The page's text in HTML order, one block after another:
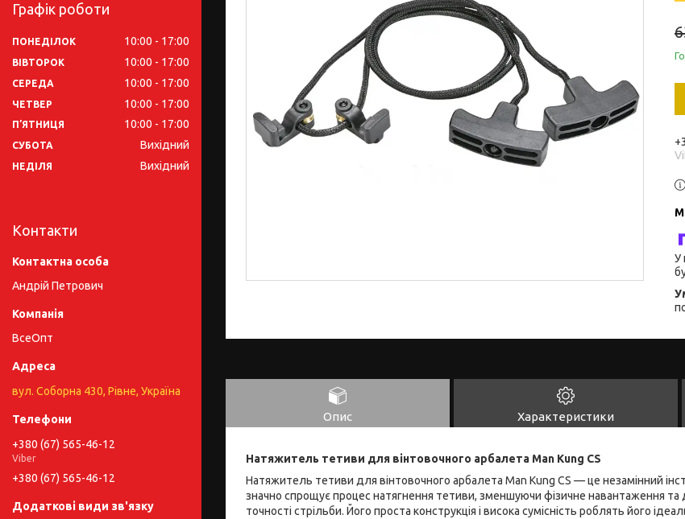
У
Опис Характеристики
Натяжитель тетиви для вінтовочного арбалета Man Kung CS
Натяжитель тетиви для вінтовочного арбалета Man Kung CS — це незамінний
значно спрощує процес натягнення тетиви, зменшуючи фізичне навантаження
точності стрільби. Його проста конструкція і висока сумісність роблять його
Графік роботи
ПОНЕДІЛОК 10:00 17:00
ВІВТОРОК 10:00 17:00
СЕРЕДА 10:00 17:00
ЧЕТВЕР 10:00 17:00
ПʼЯТНИЦЯ 10:00 17:00
СУБОТА Вихідний
НЕДІЛЯ Вихідний
Контакти
Андрій Петрович
ВсеОпт
вул. Соборна 430, Рівне, Україна
+380 (67) 565-46-12
Viber
+380 (67) 565-46-12